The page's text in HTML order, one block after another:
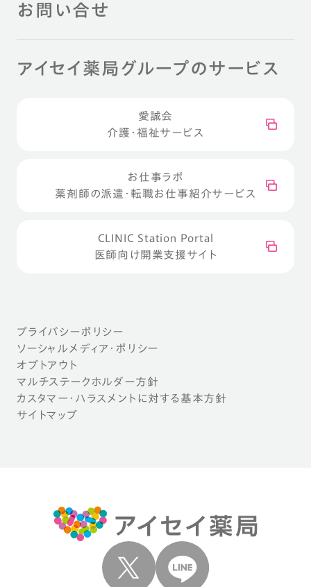
お問い合せ
アイセイ薬局グループのサービス
愛誠会
介護・福祉サービス
お仕事ラボ
薬剤師の派遣・転職お仕事紹介サービス
CLINIC Station Portal
医師向け開業支援サイト
プライバシーポリシー
ソーシャルメディア・ポリシー
オプトアウト
マルチステークホルダー方針
カスタマー・ハラスメントに対する基本方針
サイトマップ